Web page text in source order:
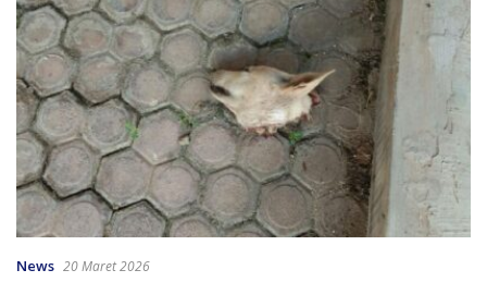
News 20 Maret 2026